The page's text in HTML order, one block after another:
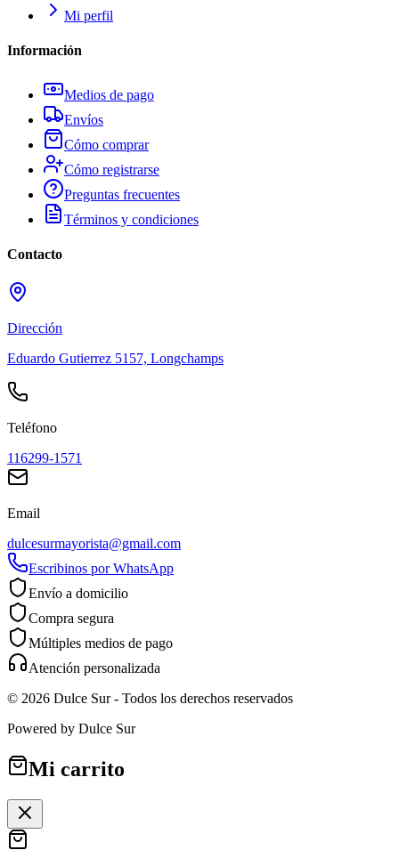
Mi perfil
Información
Medios de pago
Envíos
Cómo comprar
Cómo registrarse
Preguntas frecuentes
Términos y condiciones
Contacto
Dirección
Eduardo Gutierrez 5157, Longchamps
Teléfono
116299-1571
Email
dulcesurmayorista@gmail.com
Escribinos por WhatsApp
Envío a domicilio
Compra segura
Múltiples medios de pago
Atención personalizada
© 2026 Dulce Sur- Todos los derechos reservados
Powered by Dulce Sur
Mi carrito